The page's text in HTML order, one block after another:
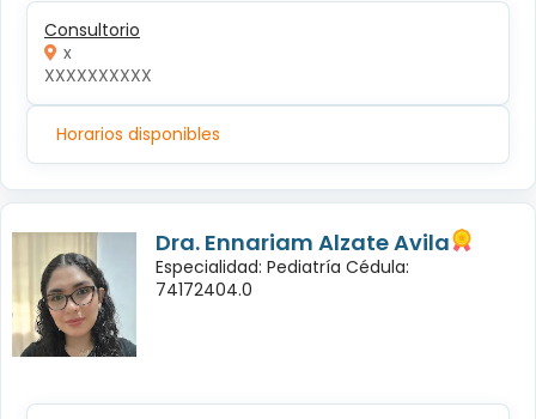
Consultorio
x
XXXXXXXXXX
Horarios disponibles
Dra. Ennariam Alzate Avila
Especialidad: Pediatría Cédula:
74172404.0